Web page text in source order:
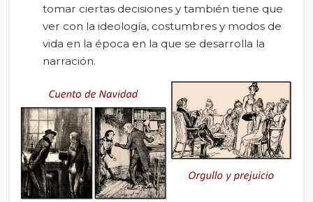
tomar ciertas decisiones y también tiene que
ver con la ideología, costumbres y modos de
vida en la época en la que se desarrolla la
narración.